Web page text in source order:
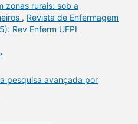
zonas rurais: sob a
, Revista de Enfermagem
Rev Enferm UFPI
pesquisa avançada por